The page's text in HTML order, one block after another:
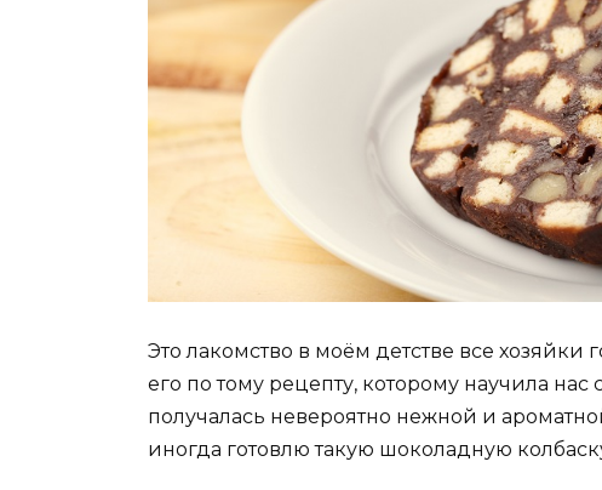
Это лакомство в моём детстве все
его по тому рецепту, которому научила нас
получалась невероятно нежной и
иногда готовлю такую шоколадную